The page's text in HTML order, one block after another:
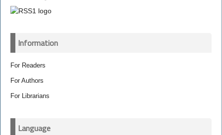
Information
For Readers
For Authors
For Librarians
Language